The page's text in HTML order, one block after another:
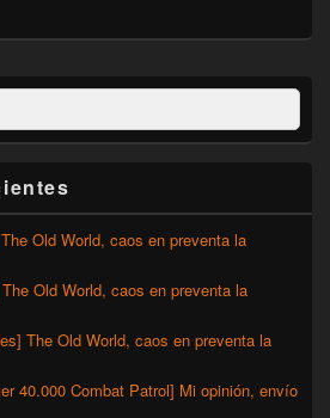
Old World, caos en preventa la
Old World, caos en preventa la
The Old World, caos en preventa la
40.000 Combat Patrol] Mi opinión, envío